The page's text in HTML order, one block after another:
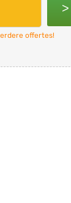
>
offertes!